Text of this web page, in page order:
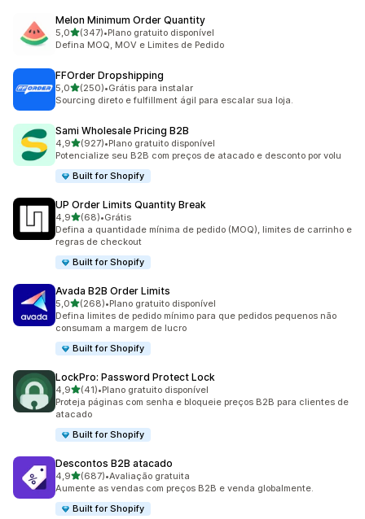
Melon Minimum Order Quantity
5,0de 5 estrelas
(347)
347 avaliações ao todo
•Plano gratuito disponível
Defina MOQ, MOV e Limites de Pedido
FFOrder Dropshipping
5,0de 5 estrelas
(250)
250 avaliações ao todo
•Grátis para instalar
Sourcing direto e fulfillment ágil para escalar sua loja.
Sami Wholesale Pricing B2B
4,9de 5 estrelas
(927)
927 avaliações ao todo
•Plano gratuito disponível
Potencialize seu B2B com preços de atacado e desconto por volu
Built for Shopify
UP Order Limits Quantity Break
4,9de 5 estrelas
(68)
68 avaliações ao todo
•Grátis
Defina a quantidade mínima de pedido (MOQ), limites de carrinho e
regras de checkout
Built for Shopify
Avada B2B Order Limits
5,0de 5 estrelas
(268)
268 avaliações ao todo
•Plano gratuito disponível
Defina limites de pedido mínimo para que pedidos pequenos não
consumam a margem de lucro
Built for Shopify
LockPro: Password Protect Lock
4,9de 5 estrelas
(41)
41 avaliações ao todo
•Plano gratuito disponível
Proteja páginas com senha e bloqueie preços B2B para clientes de
atacado
Built for Shopify
Descontos B2B atacado
4,9de 5 estrelas
(687)
687 avaliações ao todo
•Avaliação gratuita
Aumente as vendas com preços B2B e venda globalmente.
Built for Shopify